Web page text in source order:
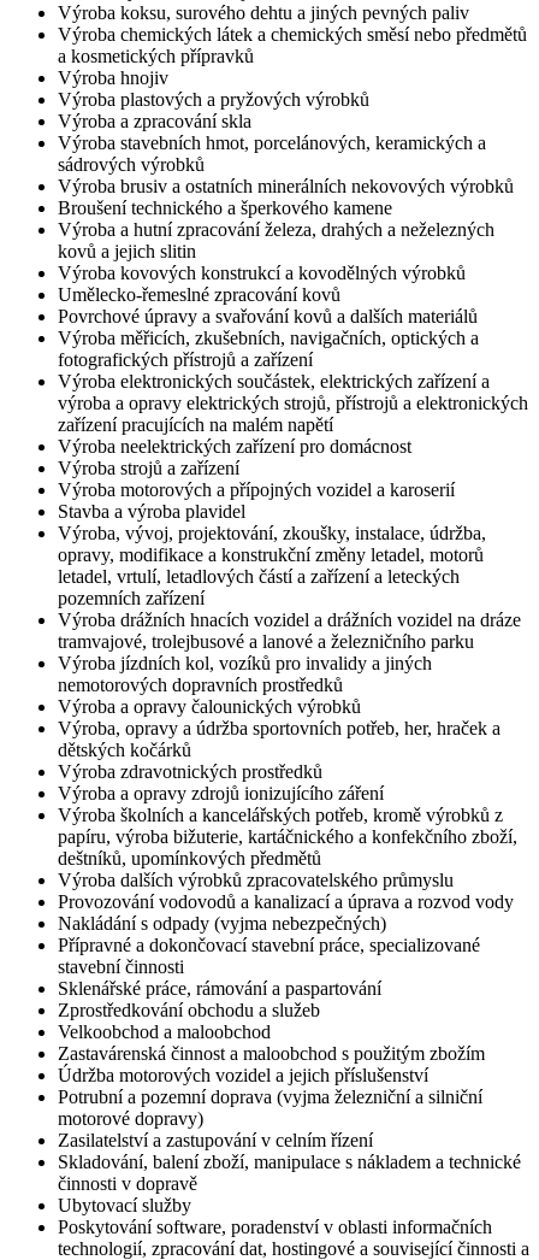
Výroba koksu, surového dehtu a jiných pevných paliv
Výroba chemických látek a chemických směsí nebo předmětů
a kosmetických přípravků
Výroba hnojiv
Výroba plastových a pryžových výrobků
Výroba a zpracování skla
Výroba stavebních hmot, porcelánových, keramických a
sádrových výrobků
Výroba brusiv a ostatních minerálních nekovových výrobků
Broušení technického a šperkového kamene
Výroba a hutní zpracování železa, drahých a neželezných
kovů a jejich slitin
Výroba kovových konstrukcí a kovodělných výrobků
Umělecko-řemeslné zpracování kovů
Povrchové úpravy a svařování kovů a dalších materiálů
Výroba měřicích, zkušebních, navigačních, optických a
fotografických přístrojů a zařízení
Výroba elektronických součástek, elektrických zařízení a
výroba a opravy elektrických strojů, přístrojů a elektronických
zařízení pracujících na malém napětí
Výroba neelektrických zařízení pro domácnost
Výroba strojů a zařízení
Výroba motorových a přípojných vozidel a karoserií
Stavba a výroba plavidel
Výroba, vývoj, projektování, zkoušky, instalace, údržba,
opravy, modifikace a konstrukční změny letadel, motorů
letadel, vrtulí, letadlových částí a zařízení a leteckých
pozemních zařízení
Výroba drážních hnacích vozidel a drážních vozidel na dráze
tramvajové, trolejbusové a lanové a železničního parku
Výroba jízdních kol, vozíků pro invalidy a jiných
nemotorových dopravních prostředků
Výroba a opravy čalounických výrobků
Výroba, opravy a údržba sportovních potřeb, her, hraček a
dětských kočárků
Výroba zdravotnických prostředků
Výroba a opravy zdrojů ionizujícího záření
Výroba školních a kancelářských potřeb, kromě výrobků z
papíru, výroba bižuterie, kartáčnického a konfekčního zboží,
deštníků, upomínkových předmětů
Výroba dalších výrobků zpracovatelského průmyslu
Provozování vodovodů a kanalizací a úprava a rozvod vody
Nakládání s odpady (vyjma nebezpečných)
Přípravné a dokončovací stavební práce, specializované
stavební činnosti
Sklenářské práce, rámování a paspartování
Zprostředkování obchodu a služeb
Velkoobchod a maloobchod
Zastavárenská činnost a maloobchod s použitým zbožím
Údržba motorových vozidel a jejich příslušenství
Potrubní a pozemní doprava (vyjma železniční a silniční
motorové dopravy)
Zasilatelství a zastupování v celním řízení
Skladování, balení zboží, manipulace s nákladem a technické
činnosti v dopravě
Ubytovací služby
Poskytování software, poradenství v oblasti informačních
technologií, zpracování dat, hostingové a související činnosti a